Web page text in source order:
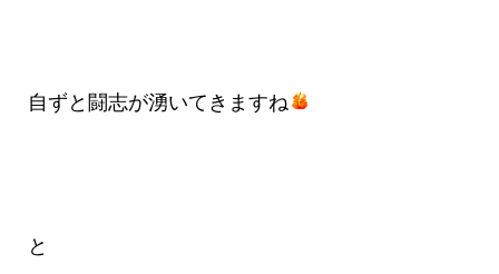
自ずと闘志が湧いてきますね
と